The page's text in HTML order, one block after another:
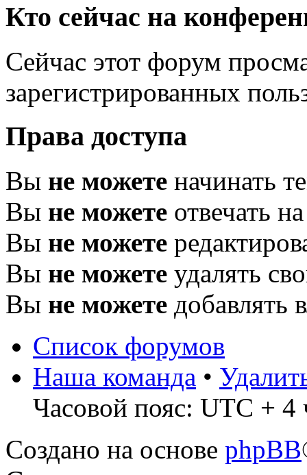
Кто сейчас на
Сейчас этот форум
зарегистрированных
Права доступа
Вы не можете начинать
Вы не можете отвечать
Вы не можете
Вы не можете удалять
Вы не можете добавлять
Список форумов
Наша команда •
Часовой пояс: UTC + 4
Создано на основе phpBB